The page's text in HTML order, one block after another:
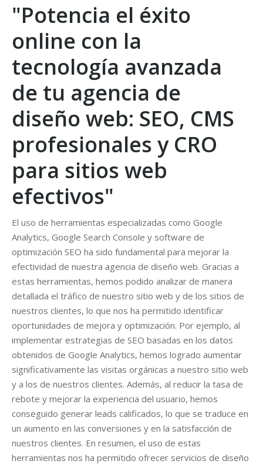
"Potencia el éxito
online con la
tecnología avanzada
de tu agencia de
diseño web: SEO, CMS
profesionales y CRO
para sitios web
efectivos"
El uso de herramientas especializadas como Google
Analytics, Google Search Console y software de
optimización SEO ha sido fundamental para mejorar la
efectividad de nuestra agencia de diseño web. Gracias a
estas herramientas, hemos podido analizar de manera
detallada el tráfico de nuestro sitio web y de los sitios de
nuestros clientes, lo que nos ha permitido identificar
oportunidades de mejora y optimización. Por ejemplo, al
implementar estrategias de SEO basadas en los datos
obtenidos de Google Analytics, hemos logrado aumentar
significativamente las visitas orgánicas a nuestro sitio web
y a los de nuestros clientes. Además, al reducir la tasa de
rebote y mejorar la experiencia del usuario, hemos
conseguido generar leads calificados, lo que se traduce en
un aumento en las conversiones y en la satisfacción de
nuestros clientes. En resumen, el uso de estas
herramientas nos ha permitido ofrecer servicios de diseño